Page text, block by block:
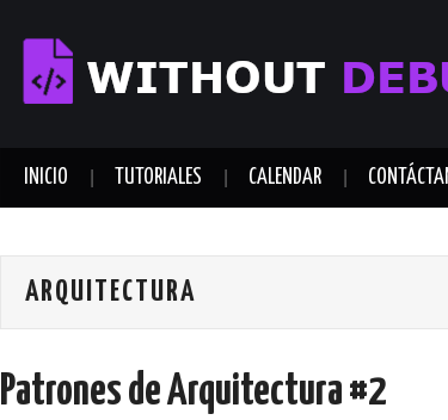
INICIO TUTORIALES CALENDAR
ARQUITECTURA
Patrones de Arquitectura #2